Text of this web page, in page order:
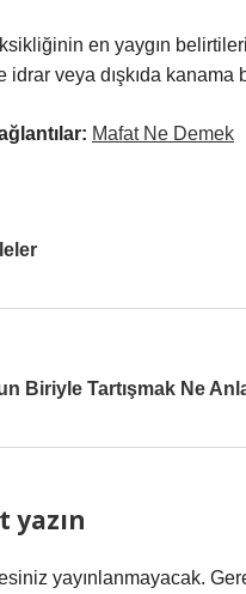
en yaygın
idrar veya dışkıda
Mafat Ne Demek
Biriyle Tartışmak Ne
yazın
yayınlanmayacak.